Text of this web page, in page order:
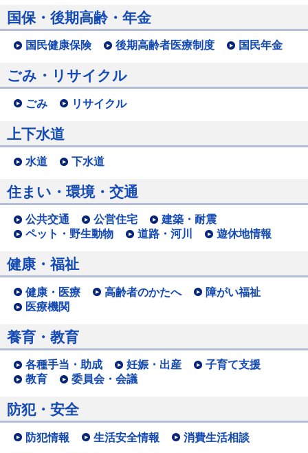
国保・後期高齢・年金
国民健康保険 後期高齢者医療制度 国民年金
ごみ・リサイクル
ごみ リサイクル
上下水道
水道 下水道
住まい・環境・交通
公共交通 公営住宅
建築・耐震
ペット・野生動物
道路・河川 遊休地情報
健康・福祉
健康・医療 高齢者のかたへ
障がい福祉
医療機関
養育・教育
各種手当・助成 妊娠・出産
子育て支援
教育
委員会・会議
防犯・安全
防犯情報 生活安全情報 消費生活相談